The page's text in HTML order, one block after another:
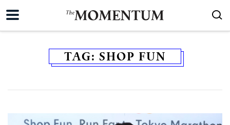
TAG: SHOP FUN